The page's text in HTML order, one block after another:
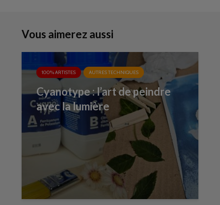
Vous aimerez aussi
100% ARTISTES AUTRES TECHNIQUES
Cyanotype : l’art de peindre
avec la lumière